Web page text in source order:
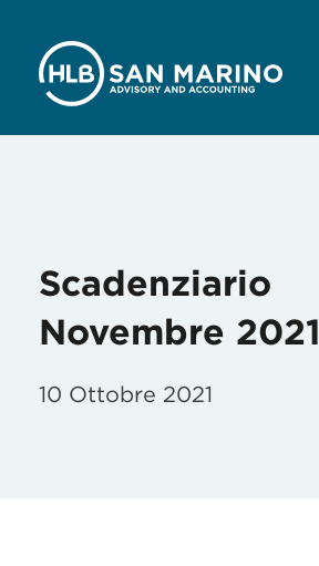
Scadenziario
Novembre 2021
10 Ottobre 2021